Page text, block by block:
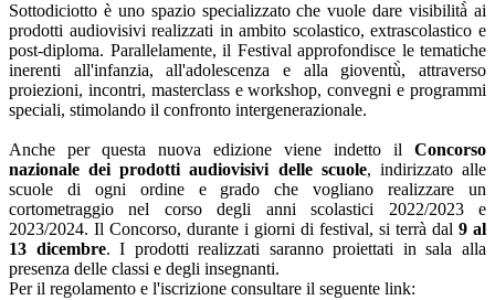
Sottodiciotto è uno spazio specializzato che vuole dare visibilità̀ ai
prodotti audiovisivi realizzati in ambito scolastico, extrascolastico e
post-diploma. Parallelamente, il Festival approfondisce le tematiche
inerenti all'infanzia, all'adolescenza e alla gioventù̀, attraverso
proiezioni, incontri, masterclass e workshop, convegni e programmi
speciali, stimolando il confronto intergenerazionale.
Anche per questa nuova edizione viene indetto il
Concorso
nazionale dei prodotti audiovisivi delle scuole, indirizzato alle
scuole di ogni ordine e grado che vogliano realizzare un
cortometraggio nel corso degli anni scolastici 2022/2023 e
2023/2024. Il Concorso, durante i giorni di festival, si terrà dal 9 al
13 dicembre. I prodotti realizzati saranno proiettati in sala alla
presenza delle classi e degli insegnanti.
Per il regolamento e l'iscrizione consultare il seguente link: